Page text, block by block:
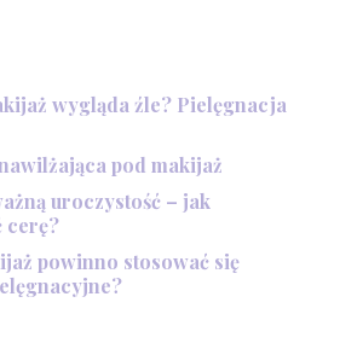
wygląda źle? Pielęgnacja
pod makijaż
uroczystość – jak
cerę?
powinno stosować się